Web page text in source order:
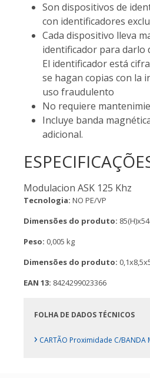
Son dispositivos de
con identificadores
Cada dispositivo lleva
identificador para darlo
El identificador está
se hagan copias con la
uso fraudulento
No requiere
Incluye banda
adicional.
Modulacion ASK 125 Khz
Tecnologia: NO PE/VP
Dimensões do produto:
Peso: 0,005 kg
Dimensões do produto:
EAN 13: 8424299023366
FOLHA DE DADOS TÉCNICOS
› CARTÃO Proximidade C/BANDA